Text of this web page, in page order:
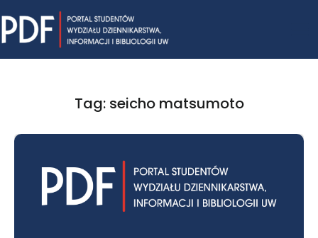
to
content
Tag: seicho matsumoto